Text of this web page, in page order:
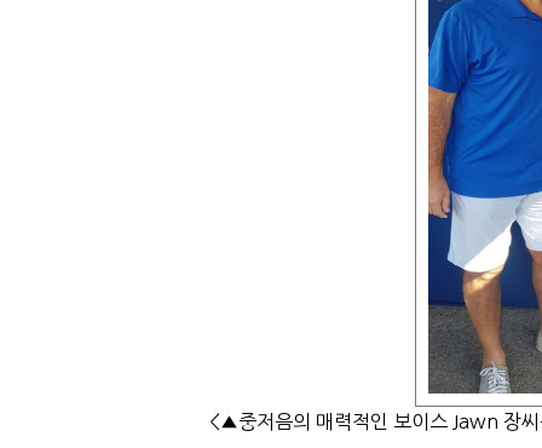
<▲중저음의 매력적인 보이스 Jawn 장